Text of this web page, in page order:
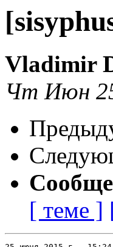
Vladimir
Чт Июн
[ теме ]